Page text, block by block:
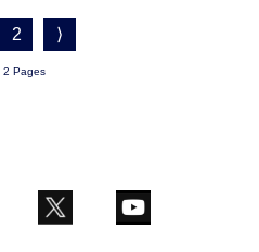
2 ⟩
2 Pages